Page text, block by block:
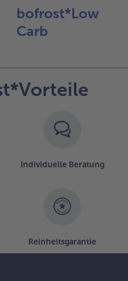
bofrost*Low
Carb
Individuelle Beratung
Reinheitsgarantie